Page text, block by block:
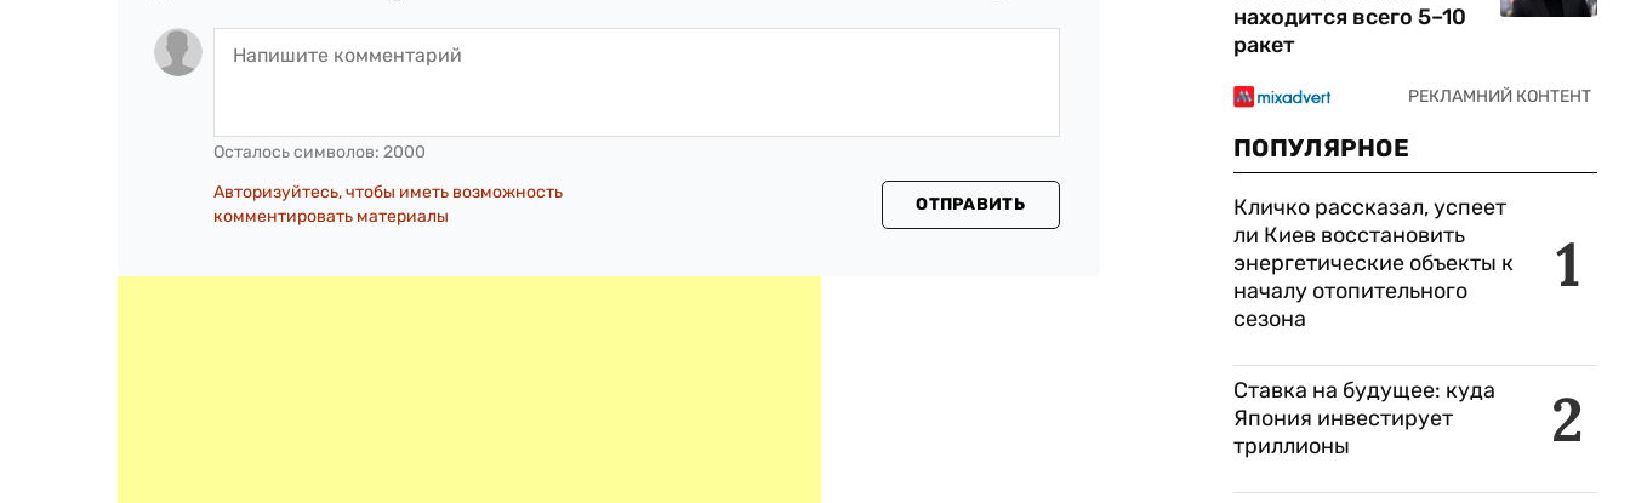
Осталось символов: 2000
Авторизуйтесь, чтобы иметь возможность
комментировать материалы
ОТПРАВИТЬ
находится всего 5–10
ракет
ПОПУЛЯРНОЕ
1
Кличко рассказал, успеет
ли Киев восстановить
энергетические объекты к
началу отопительного
сезона
2
Ставка на будущее: куда
Япония инвестирует
триллионы